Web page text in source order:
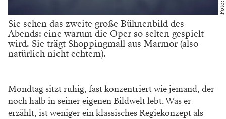
Sie sehen das zweite große Bühnenbild des
Abends: eine warum die Oper so selten gespielt
wird. Sie trägt Shoppingmall aus Marmor (also
natürlich nicht echtem).
Mondtag sitzt ruhig, fast konzentriert wie jemand, der
noch halb in seiner eigenen Bildwelt lebt. Was er
erzählt, istweniger ein klassisches Regiekonzept als